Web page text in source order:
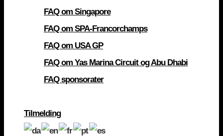
FAQ om Singapore
FAQ om SPA-Francorchamps
FAQ om USA GP
FAQ om Yas Marina Circuit og Abu Dhabi
FAQ sponsorater
Tilmelding